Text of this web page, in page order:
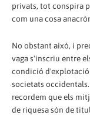
privats, tot conspira
com una cosa
No obstant això, i
vaga s'inscriu entre
condició d'explotació
societats
recordem que els
de riquesa són de